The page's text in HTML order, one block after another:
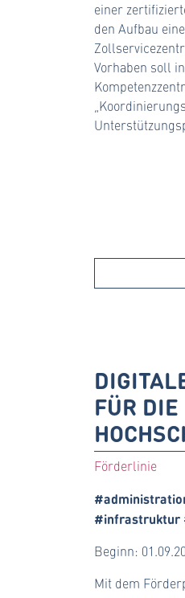
einer
den Aufbau
Vorhaben soll
FÜR DIE
Förderlinie
#infrastruktur
Beginn:
Mit dem